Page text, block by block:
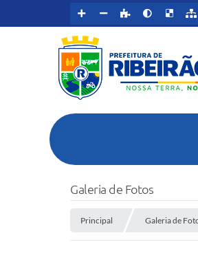
Galeria de Fotos
Principal Galeria de